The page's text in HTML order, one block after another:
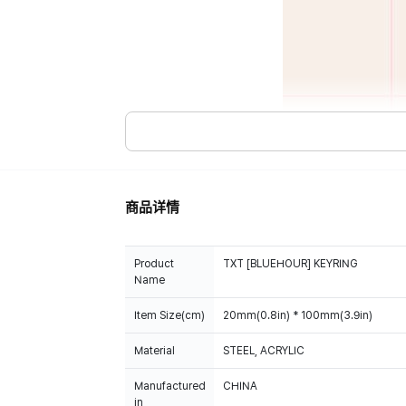
商品详情
Product
Name
TXT [BLUEHOUR] KEYRING
Item Size(cm) 20mm(0.8in) * 100mm(3.9in)
Material STEEL, ACRYLIC
Manufactured
in
CHINA